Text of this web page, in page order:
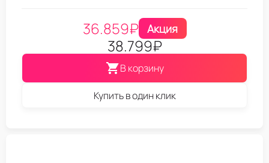
36.859₽ Акция
38.799₽
В корзину
Купить в один клик